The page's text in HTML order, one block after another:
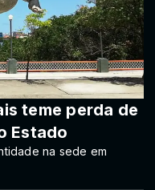
teme perda de
Estado
na sede em